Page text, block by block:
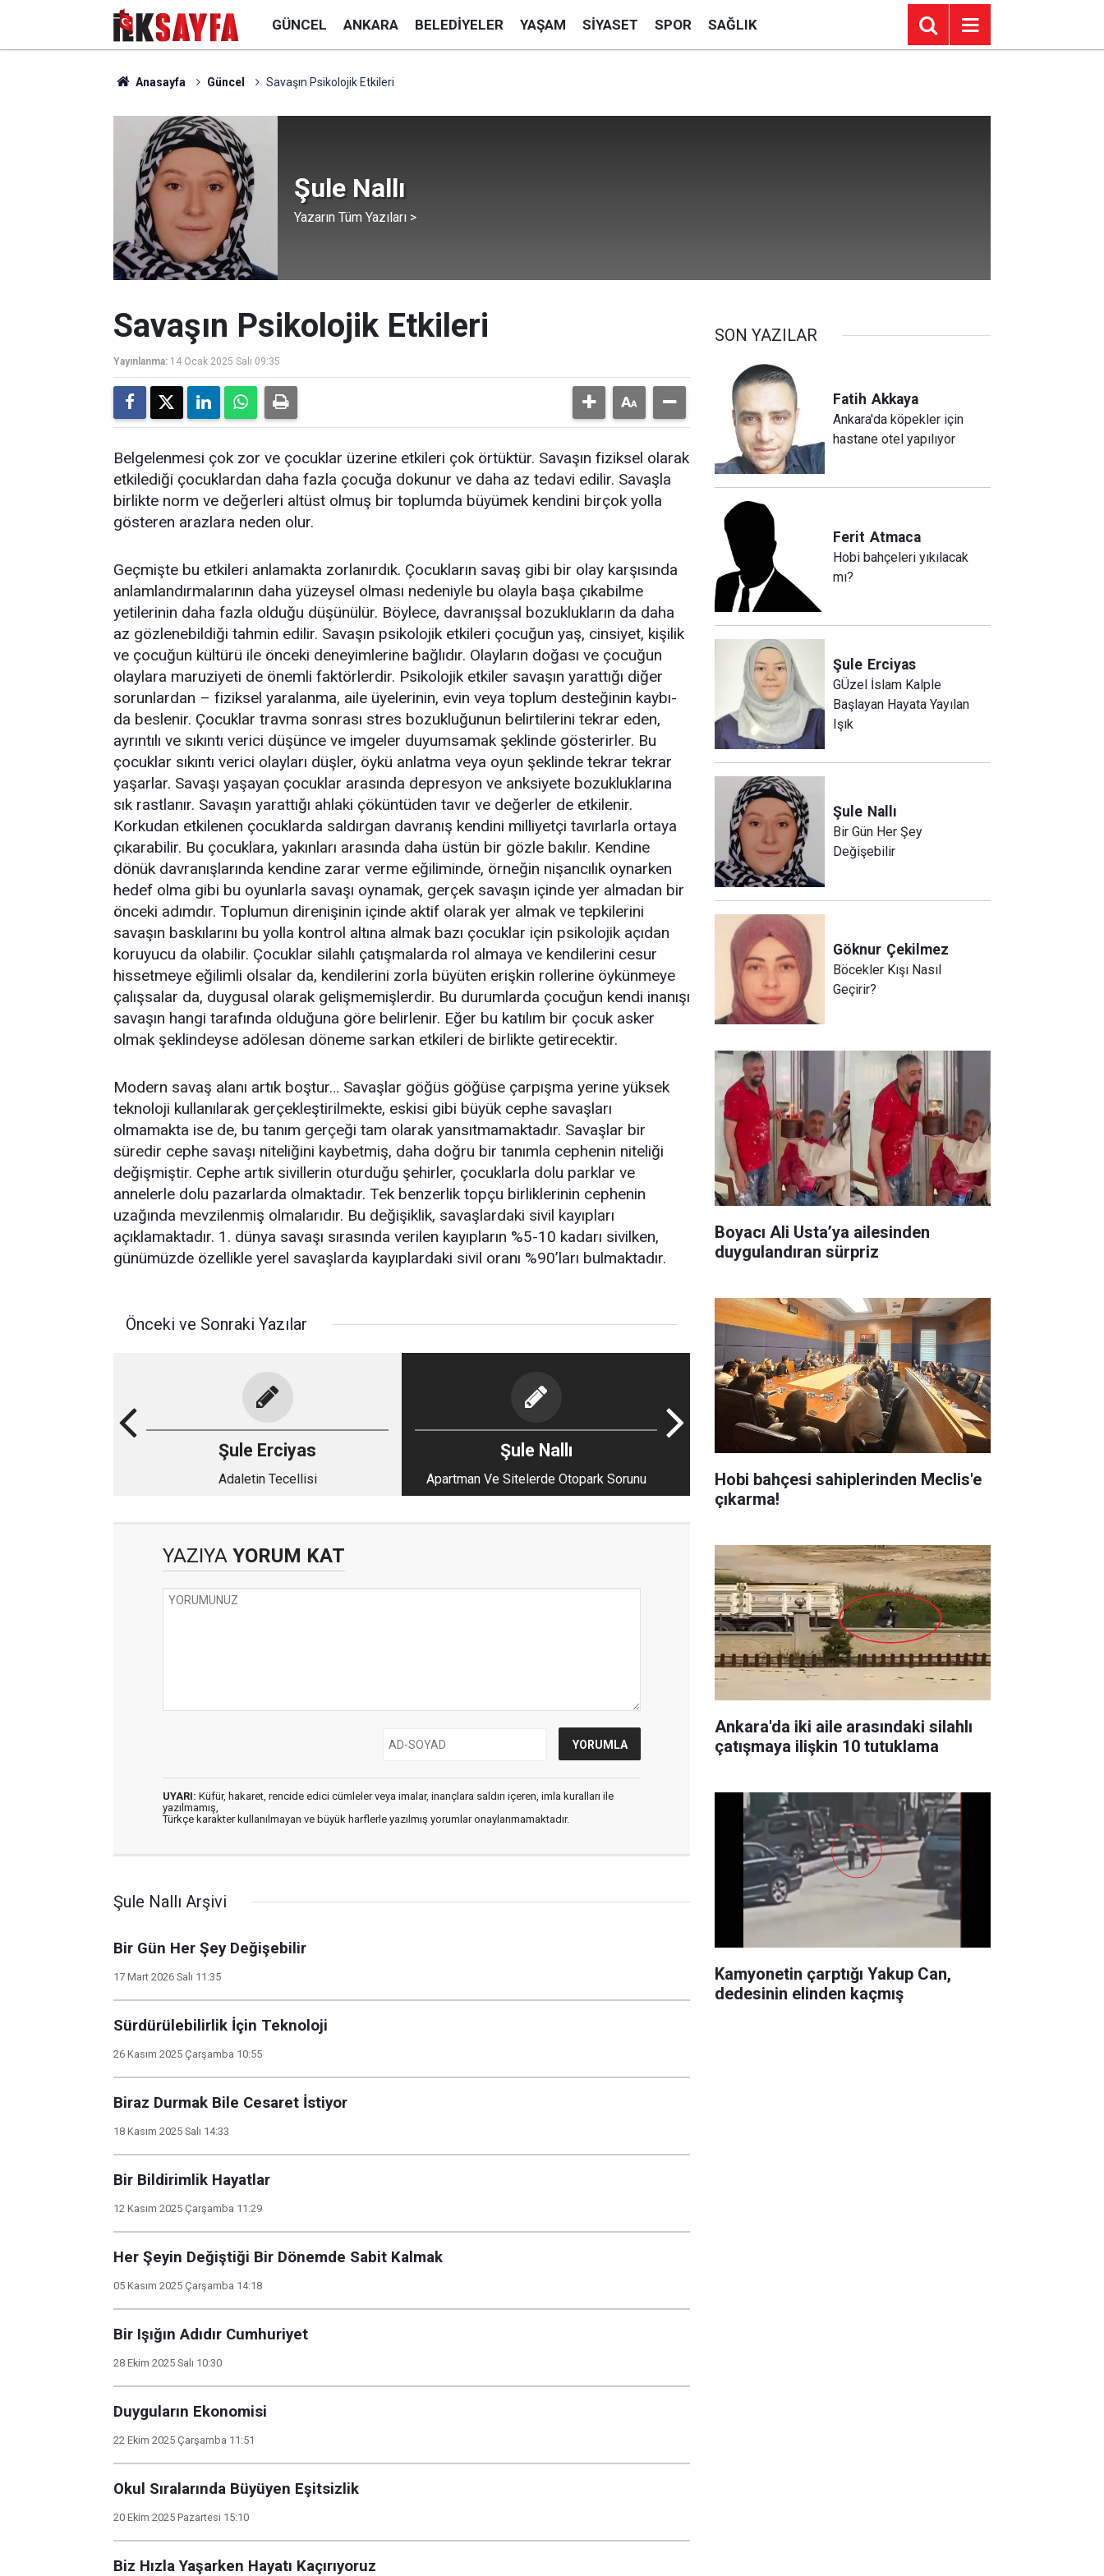
GÜNCEL ANKARA BELEDIYELER YAŞAM SIYASET SPOR SAĞLIK
Anasayfa Güncel Savaşın Psikolojik Etkileri
Şule Nallı
Yazarın Tüm Yazıları >
Savaşın Psikolojik Etkileri
Yayınlanma: 14 Ocak 2025 Salı 09:35
Belgelenmesi çok zor ve çocuklar üzerine etkileri çok örtüktür. Savaşın fiziksel olarak
etkilediği çocuklardan daha fazla çocuğa dokunur ve daha az tedavi edilir. Savaşla
birlikte norm ve değerleri altüst olmuş bir toplumda büyümek kendini birçok yolla
gösteren arazlara neden olur.
Geçmişte bu etkileri anlamakta zorlanırdık. Çocukların savaş gibi bir olay karşısında
anlamlandırmalarının daha yüzeysel olması nedeniyle bu olayla başa çıkabilme
yetilerinin daha fazla olduğu düşünülür. Böylece, davranışsal bozuklukların da daha
az gözlenebildiği tahmin edilir. Savaşın psikolojik etkileri çocuğun yaş, cinsiyet, kişilik
ve çocuğun kültürü ile önceki deneyimlerine bağlıdır. Olayların doğası ve çocuğun
olaylara maruziyeti de önemli faktörlerdir. Psikolojik etkiler savaşın yarattığı diğer
sorunlardan – fiziksel yaralanma, aile üyelerinin, evin veya toplum desteğinin kaybı-
da beslenir. Çocuklar travma sonrası stres bozukluğunun belirtilerini tekrar eden,
ayrıntılı ve sıkıntı verici düşünce ve imgeler duyumsamak şeklinde gösterirler. Bu
çocuklar sıkıntı verici olayları düşler, öykü anlatma veya oyun şeklinde tekrar tekrar
yaşarlar. Savaşı yaşayan çocuklar arasında depresyon ve anksiyete bozukluklarına
sık rastlanır. Savaşın yarattığı ahlaki çöküntüden tavır ve değerler de etkilenir.
Korkudan etkilenen çocuklarda saldırgan davranış kendini milliyetçi tavırlarla ortaya
çıkarabilir. Bu çocuklara, yakınları arasında daha üstün bir gözle bakılır. Kendine
dönük davranışlarında kendine zarar verme eğiliminde, örneğin nişancılık oynarken
hedef olma gibi bu oyunlarla savaşı oynamak, gerçek savaşın içinde yer almadan bir
önceki adımdır. Toplumun direnişinin içinde aktif olarak yer almak ve tepkilerini
savaşın baskılarını bu yolla kontrol altına almak bazı çocuklar için psikolojik açıdan
koruyucu da olabilir. Çocuklar silahlı çatışmalarda rol almaya ve kendilerini cesur
hissetmeye eğilimli olsalar da, kendilerini zorla büyüten erişkin rollerine öykünmeye
çalışsalar da, duygusal olarak gelişmemişlerdir. Bu durumlarda çocuğun kendi inanışı
savaşın hangi tarafında olduğuna göre belirlenir. Eğer bu katılım bir çocuk asker
olmak şeklindeyse adölesan döneme sarkan etkileri de birlikte getirecektir.
Modern savaş alanı artık boştur… Savaşlar göğüs göğüse çarpışma yerine yüksek
teknoloji kullanılarak gerçekleştirilmekte, eskisi gibi büyük cephe savaşları
olmamakta ise de, bu tanım gerçeği tam olarak yansıtmamaktadır. Savaşlar bir
süredir cephe savaşı niteliğini kaybetmiş, daha doğru bir tanımla cephenin niteliği
değişmiştir. Cephe artık sivillerin oturduğu şehirler, çocuklarla dolu parklar ve
annelerle dolu pazarlarda olmaktadır. Tek benzerlik topçu birliklerinin cephenin
uzağında mevzilenmiş olmalarıdır. Bu değişiklik, savaşlardaki sivil kayıpları
açıklamaktadır. 1. dünya savaşı sırasında verilen kayıpların %5-10 kadarı sivilken,
günümüzde özellikle yerel savaşlarda kayıplardaki sivil oranı %90’ları bulmaktadır.
Önceki ve Sonraki Yazılar
Şule Erciyas
Adaletin Tecellisi
Şule Nallı
Apartman Ve Sitelerde Otopark Sorunu
YAZIYA YORUM KAT
UYARI: Küfür, hakaret, rencide edici cümleler veya imalar, inançlara saldırı içeren, imla kuralları ile
yazılmamış,
Türkçe karakter kullanılmayan ve büyük harflerle yazılmış yorumlar onaylanmamaktadır.
Şule Nallı Arşivi
Bir Gün Her Şey Değişebilir
17 Mart 2026 Salı 11:35
Sürdürülebilirlik İçin Teknoloji
26 Kasım 2025 Çarşamba 10:55
Biraz Durmak Bile Cesaret İstiyor
18 Kasım 2025 Salı 14:33
Bir Bildirimlik Hayatlar
12 Kasım 2025 Çarşamba 11:29
Her Şeyin Değiştiği Bir Dönemde Sabit Kalmak
05 Kasım 2025 Çarşamba 14:18
Bir Işığın Adıdır Cumhuriyet
28 Ekim 2025 Salı 10:30
Duyguların Ekonomisi
22 Ekim 2025 Çarşamba 11:51
Okul Sıralarında Büyüyen Eşitsizlik
20 Ekim 2025 Pazartesi 15:10
Biz Hızla Yaşarken Hayatı Kaçırıyoruz
SON YAZILAR
Fatih Akkaya
Ankara'da köpekler için
hastane otel yapılıyor
Ferit Atmaca
Hobi bahçeleri yıkılacak
mı?
Şule Erciyas
GÜzel İslam Kalple
Başlayan Hayata Yayılan
Işık
Şule Nallı
Bir Gün Her Şey
Değişebilir
Göknur Çekilmez
Böcekler Kışı Nasıl
Geçirir?
Boyacı Ali Usta’ya ailesinden
duygulandıran sürpriz
Hobi bahçesi sahiplerinden Meclis'e
çıkarma!
Ankara'da iki aile arasındaki silahlı
çatışmaya ilişkin 10 tutuklama
Kamyonetin çarptığı Yakup Can,
dedesinin elinden kaçmış